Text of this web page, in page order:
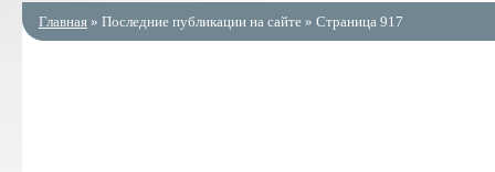
Главная » Последние публикации на сайте » Страница 917